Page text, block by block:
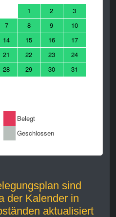
sind
der Kalender in
aktualisiert